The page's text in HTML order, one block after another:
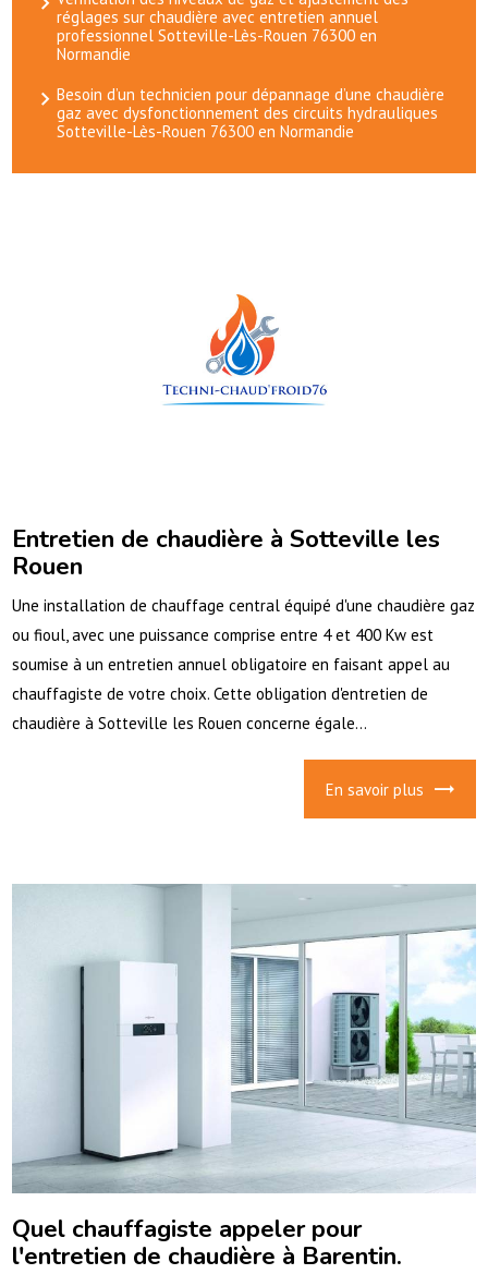
réglages sur chaudière avec entretien annuel
professionnel Sotteville-Lès-Rouen 76300 en
Normandie
Besoin d’un technicien pour dépannage d’une chaudière
gaz avec dysfonctionnement des circuits hydrauliques
Sotteville-Lès-Rouen 76300 en Normandie
Entretien de chaudière à Sotteville les
Rouen
Une installation de chauffage central équipé d'une chaudière gaz
ou fioul, avec une puissance comprise entre 4 et 400 Kw est
soumise à un entretien annuel obligatoire en faisant appel au
chauffagiste de votre choix. Cette obligation d'entretien de
chaudière à Sotteville les Rouen concerne égale...
En savoir plus
Quel chauffagiste appeler pour
l'entretien de chaudière à Barentin.